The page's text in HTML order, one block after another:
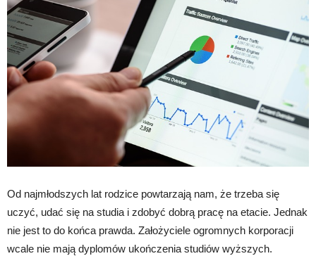
Od najmłodszych lat rodzice powtarzają nam, że trzeba się
uczyć, udać się na studia i zdobyć dobrą pracę na etacie. Jednak
nie jest to do końca prawda. Założyciele ogromnych korporacji
wcale nie mają dyplomów ukończenia studiów wyższych.